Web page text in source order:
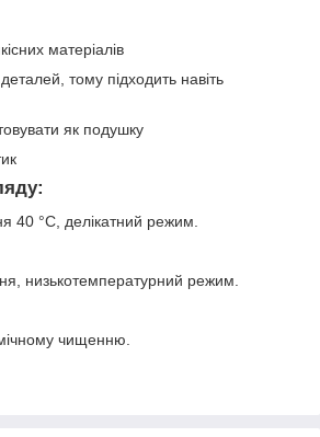
матеріалів
тому підходить навіть
як подушку
40 °C, делікатний режим.
низькотемпературний режим.
чищенню.